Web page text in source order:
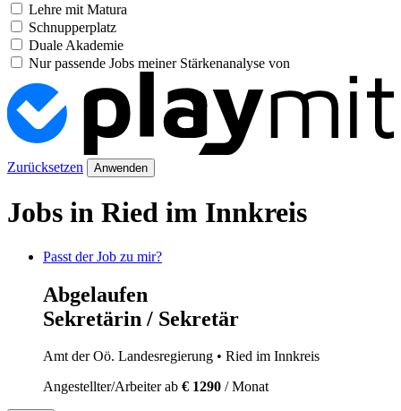
Lehre mit Matura
Schnupperplatz
Duale Akademie
Nur passende Jobs meiner Stärkenanalyse von
Zurücksetzen Anwenden
Jobs in Ried im Innkreis
Passt der Job zu mir?
Abgelaufen
Sekretärin / Sekretär
Amt der Oö. Landesregierung • Ried im Innkreis
Angestellter/Arbeiterab € 1290 / Monat